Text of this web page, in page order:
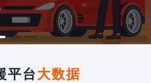
平台大数据